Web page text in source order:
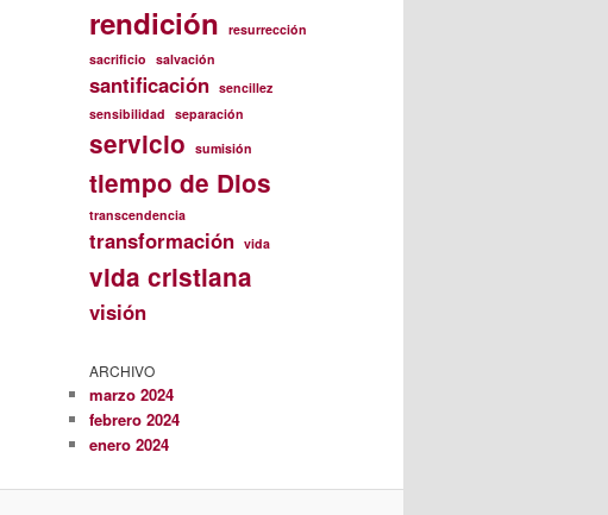
rendición resurrección
sacrificio salvación
santificación sencillez
sensibilidad separación
servicio sumisión
tiempo de Dios
transcendencia
transformación vida
vida cristiana
visión
ARCHIVO
marzo 2024
febrero 2024
enero 2024